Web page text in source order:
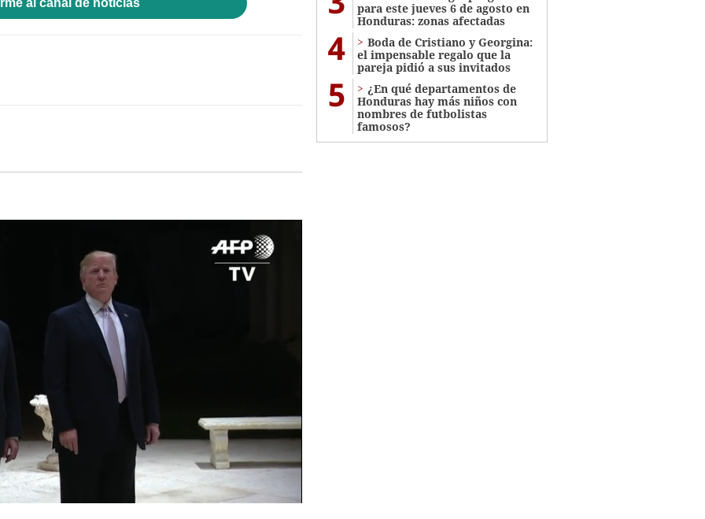
al canal de noticias
para este jueves 6 de agosto en
Honduras: zonas afectadas
4
Boda de Cristiano y Georgina:
el impensable regalo que la
pareja pidió a sus invitados
5
¿En qué departamentos de
Honduras hay más niños con
nombres de futbolistas
famosos?